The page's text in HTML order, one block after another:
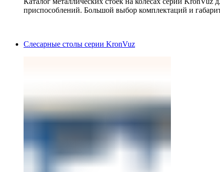
приспособлений. Большой выбор комплектаций и
Слесарные столы серии KronVuz